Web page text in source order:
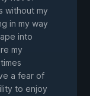
without my
in my way
into
my
a fear of
to enjoy